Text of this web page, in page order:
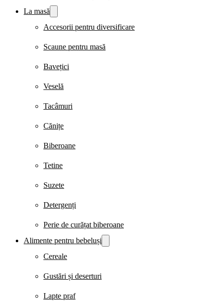
La masă
Accesorii pentru diversificare
Scaune pentru masă
Bavețici
Veselă
Tacâmuri
Cănițe
Biberoane
Tetine
Suzete
Detergenți
Perie de curățat biberoane
Alimente pentru bebeluși
Cereale
Gustări și deserturi
Lapte praf